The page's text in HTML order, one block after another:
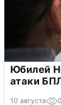
Юбилей
атаки
10 августа 0